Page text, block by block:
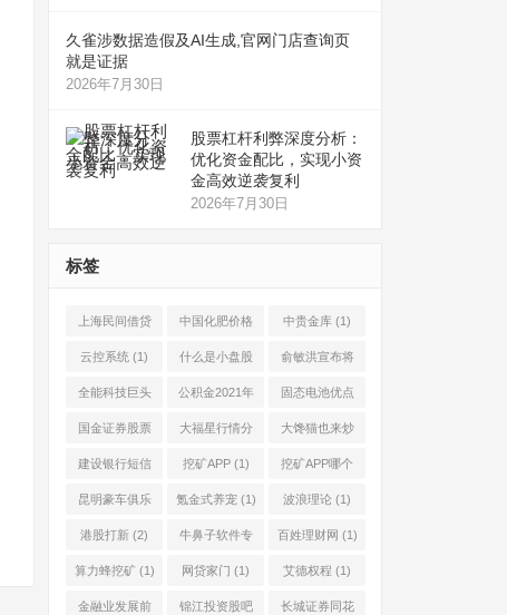
久雀涉数据造假及AI生成,官网门店查询页
就是证据
2026年7月30日
股票杠杆利弊深度分析：
优化资金配比，实现小资
金高效逆袭复利
2026年7月30日
标签
上海民间借贷
公司(1)
中国化肥价格
网(1)
中贵金库 (1)
云控系统 (1) 什么是小盘股
(2)
俞敏洪宣布将
退休(1)
全能科技巨头
(1)
公积金2021年
起不允许提取
固态电池优点
(1)
国金证券股票
(2)
大福星行情分
析系统(1)
大馋猫也来炒
股票(1)
建设银行短信
服务费(1)
挖矿APP(1) 挖矿APP哪个
靠谱(1)
昆明豪车俱乐
部(1)
氪金式养宠(1) 波浪理论 (1)
港股打新 (2) 牛鼻子软件专
业版(1)
百姓理财网 (1)
算力蜂挖矿(1) 网贷家门 (1) 艾德权程 (1)
金融业发展前 锦江投资股吧 长城证券同花